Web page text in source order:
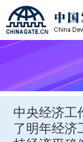
中央经济工
了明年经济